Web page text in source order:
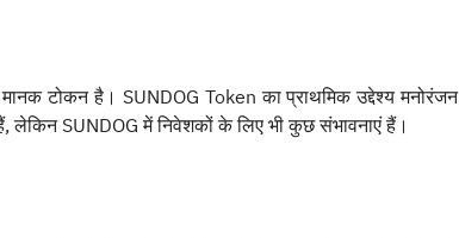
टोकन है। SUNDOG Token का प्राथमिक उद्देश्य मनोरंजन
SUNDOG में निवेशकों के लिए भी कुछ संभावनाएं हैं।